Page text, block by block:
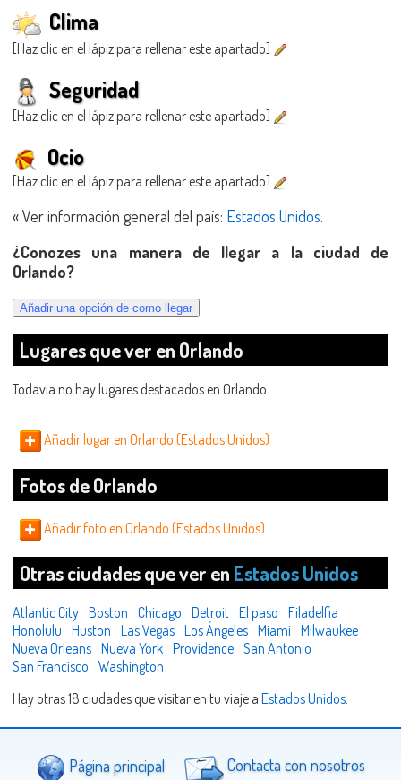
Clima
[Haz clic en el lápiz para rellenar este apartado]
Seguridad
[Haz clic en el lápiz para rellenar este apartado]
Ocio
[Haz clic en el lápiz para rellenar este apartado]
« Ver información general del país: Estados Unidos.
¿Conozes una manera de llegar a la ciudad de
Orlando?
Lugares que ver en Orlando
Todavia no hay lugares destacados en Orlando.
Añadir lugar en Orlando (Estados Unidos)
Fotos de Orlando
Añadir foto en Orlando (Estados Unidos)
Otras ciudades que ver en Estados Unidos
Atlantic City Boston Chicago Detroit El paso Filadelfia
Honolulu Huston Las Vegas Los Ángeles Miami Milwaukee
Nueva Orleans Nueva York Providence San Antonio
San Francisco Washington
Hay otras 18 ciudades que visitar en tu viaje a Estados Unidos.
Página principal Contacta con nosotros